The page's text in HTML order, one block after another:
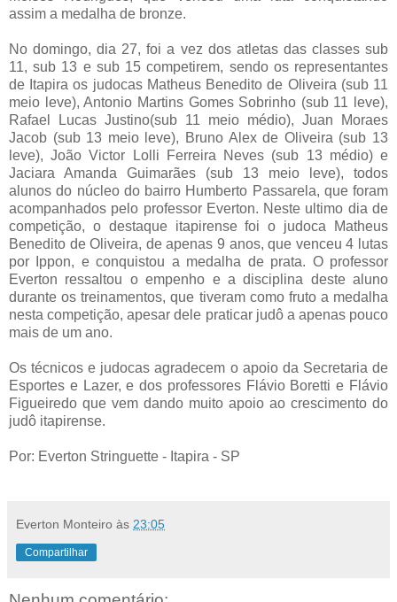
assim a medalha de bronze.
No domingo, dia 27, foi a vez dos atletas das classes sub
11, sub 13 e sub 15 competirem, sendo os representantes
de Itapira os judocas Matheus Benedito de Oliveira (sub 11
meio leve), Antonio Martins Gomes Sobrinho (sub 11 leve),
Rafael Lucas Justino(sub 11 meio médio), Juan Moraes
Jacob (sub 13 meio leve), Bruno Alex de Oliveira (sub 13
leve), João Victor Lolli Ferreira Neves (sub 13 médio) e
Jaciara Amanda Guimarães (sub 13 meio leve), todos
alunos do núcleo do bairro Humberto Passarela, que foram
acompanhados pelo professor Everton. Neste ultimo dia de
competição, o destaque itapirense foi o judoca Matheus
Benedito de Oliveira, de apenas 9 anos, que venceu 4 lutas
por Ippon, e conquistou a medalha de prata. O professor
Everton ressaltou o empenho e a disciplina deste aluno
durante os treinamentos, que tiveram como fruto a medalha
nesta competição, apesar dele praticar judô a apenas pouco
mais de um ano.
Os técnicos e judocas agradecem o apoio da Secretaria de
Esportes e Lazer, e dos professores Flávio Boretti e Flávio
Figueiredo que vem dando muito apoio ao crescimento do
judô itapirense.
Por: Everton Stringuette - Itapira - SP
Everton Monteiro às 23:05
Compartilhar